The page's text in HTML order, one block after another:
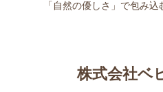
「自然の優しさ」で包み込
株式会社ベ